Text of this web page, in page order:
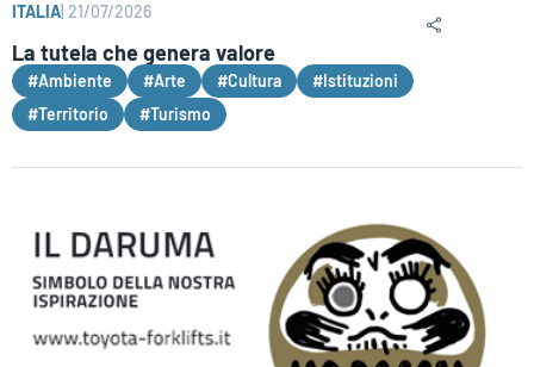
ITALIA 21/07/2026
La tutela che genera valore
#Ambiente #Arte #Cultura
#Istituzioni
#Territorio
#Turismo